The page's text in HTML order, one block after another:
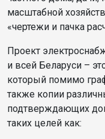
масштабной
«чертежи и пачка
Проект
и всей Беларуси –
который помимо
также копии
подтверждающих
таких целей как: